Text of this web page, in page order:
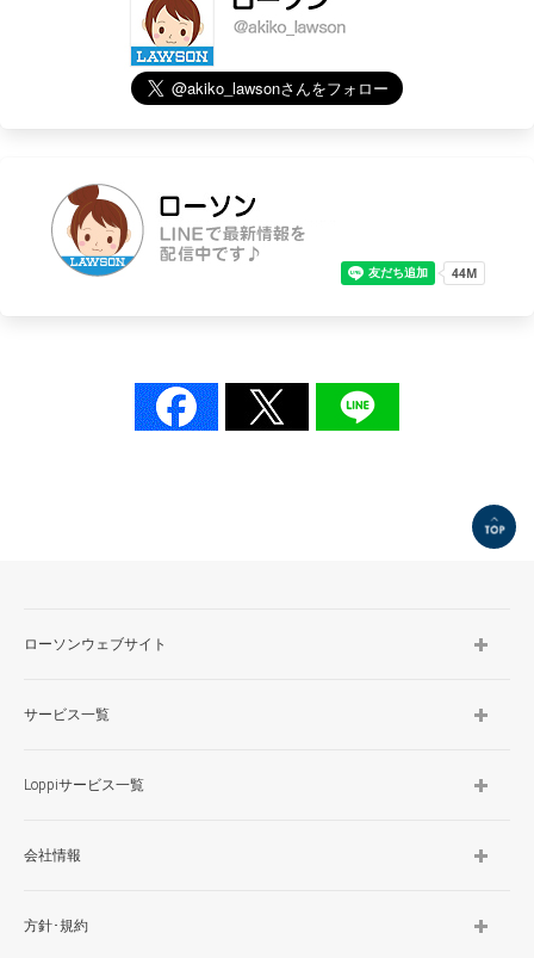
ローソンウェブサイト
サービス一覧
Loppiサービス一覧
会社情報
方針･規約